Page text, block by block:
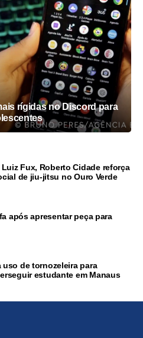
rígidas no Discord para
Fux, Roberto Cidade reforça
de jiu-jitsu no Ouro Verde
após apresentar peça para
de tornozeleira para
estudante em Manaus